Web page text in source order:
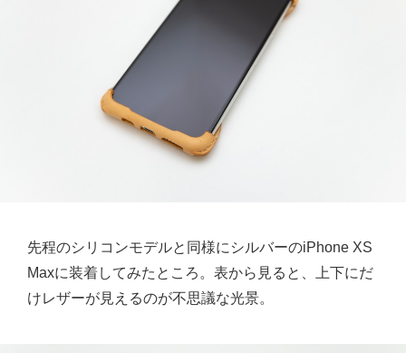
先程のシリコンモデルと同様にシルバーのiPhone XS
Maxに装着してみたところ。表から見ると、上下にだ
けレザーが見えるのが不思議な光景。